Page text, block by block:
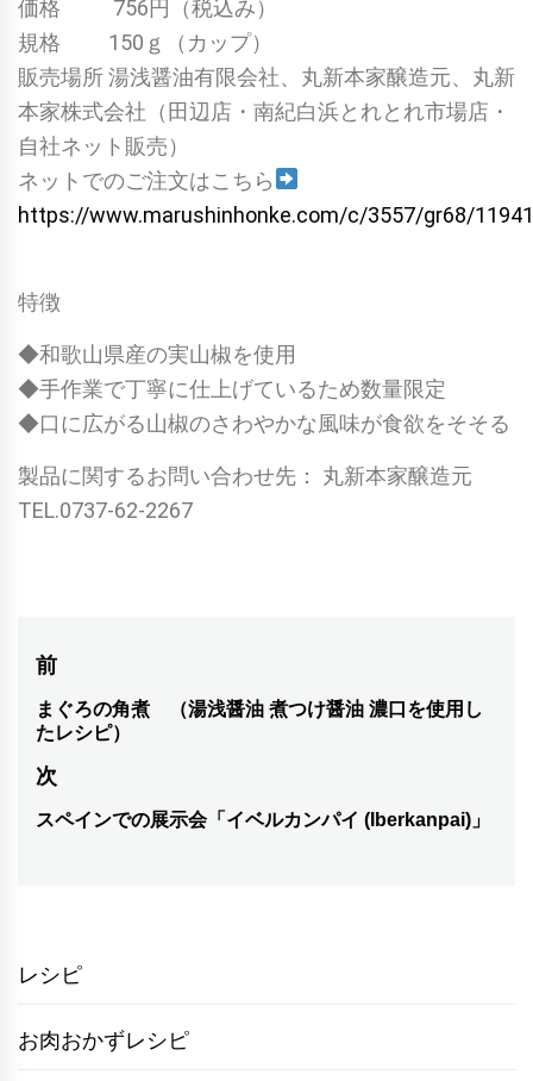
価格 756円（税込み）
規格 150ｇ（カップ）
販売場所 湯浅醤油有限会社、丸新本家醸造元、丸新
本家株式会社（田辺店・南紀白浜とれとれ市場店・
自社ネット販売）
ネットでのご注文はこちら
https://www.marushinhonke.com/c/3557/gr68/11941
特徴
◆和歌山県産の実山椒を使用
◆手作業で丁寧に仕上げているため数量限定
◆口に広がる山椒のさわやかな風味が食欲をそそる
製品に関するお問い合わせ先： 丸新本家醸造元
TEL.0737-62-2267
投
稿
ナ
ビ
ゲ
ョ
前
前
の
投
稿:
まぐろの角煮 （湯浅醤油 煮つけ醤油 濃口を使用し
たレシピ）
次
次
スペインでの展示会「イベルカンパイ (Iberkanpai)」
レシピ
お肉おかずレシピ